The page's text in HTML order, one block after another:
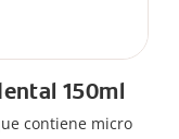
150ml
contiene micro